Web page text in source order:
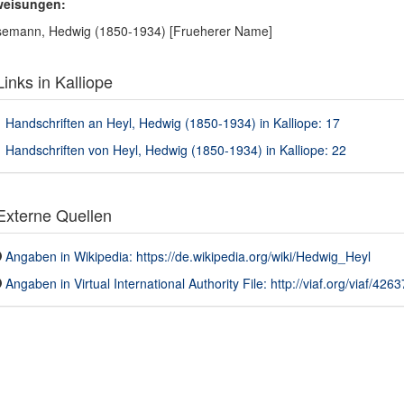
Hedwig (1850-1934) [Frueherer Name]
in Kalliope
Handschriften an Heyl, Hedwig (1850-1934) in Kalliope: 17
Handschriften von Heyl, Hedwig (1850-1934) in Kalliope: 22
Quellen
Angaben in Wikipedia: https://de.wikipedia.org/wiki/Hedwig_Heyl
Angaben in Virtual International Authority File: http://viaf.org/viaf/